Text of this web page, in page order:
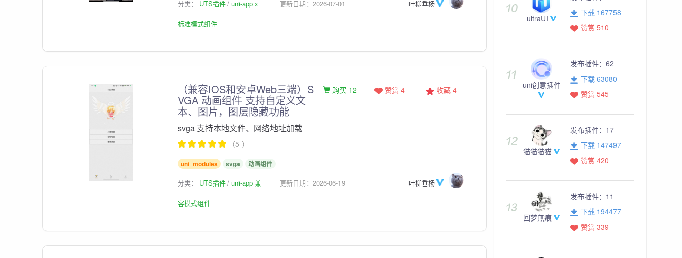
分类： UTS插件 uni-app x
标准模式组件
更新日期：2026-07-01 叶柳垂杨
（兼容IOS和安卓Web三端）S
VGA 动画组件 支持自定义文
本、图片，图层隐藏功能
收藏 4
赞赏 4
购买 12
svga 支持本地文件、网络地址加载
（5 ）
uni_modules svga 动画组件
分类： UTS插件 uni-app 兼
容模式组件
更新日期：2026-06-19 叶柳垂杨
ultraUI
下载 167758
赞赏 510
uni创意插件
发布插件： 62
下载 63080
赞赏 545
猫猫猫猫
发布插件： 17
下载 147497
赞赏 420
回梦無痕
发布插件： 11
下载 194477
赞赏 339